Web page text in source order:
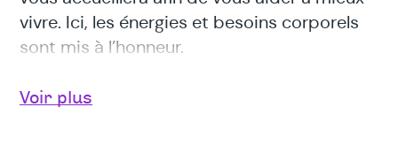
vivre. Ici, les énergies et besoins corporels
sont mis à l’honneur.
Que vous soyez à la recherche d’un bien-
Voir plus